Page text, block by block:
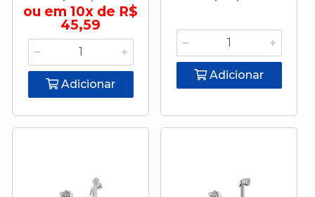
ou em 10x de R$
45,59
Adicionar
Adicionar